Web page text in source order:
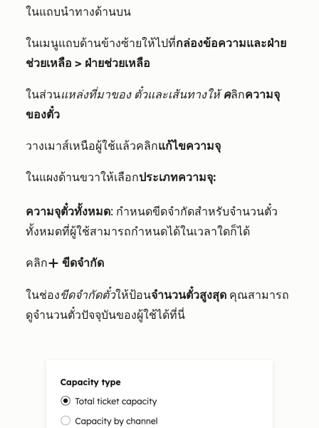
ในแถบนำทางด้านบน
ในเมนูแถบด้านข้างซ้ายให้ไปที่กล่องข้อความและฝ่าย
ช่วยเหลือ > ฝ่ายช่วยเหลือ
ในส่วนแหล่งที่มาของ ตั๋วและเส้นทางให้ คลิกความจุ
ของตั๋ว
วางเมาส์เหนือผู้ใช้แล้วคลิกแก้ไขความจุ
ในแผงด้านขวาให้เลือกประเภทความจุ:
ความจุตั๋วทั้งหมด: กำหนดขีดจำกัดสำหรับจำนวนตั๋ว
ทั้งหมดที่ผู้ใช้สามารถกำหนดได้ในเวลาใดก็ได้
คลิกadd ขีดจำกัด
ในช่องขีดจำกัดตั๋วให้ป้อนจำนวนตั๋วสูงสุด คุณสามารถ
ดูจำนวนตั๋วปัจจุบันของผู้ใช้ได้ที่นี่